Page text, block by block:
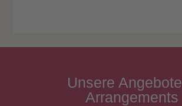
UnsereAngebote
Arrangements